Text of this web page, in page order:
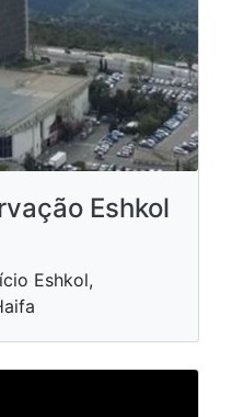
Eshkol
Eshkol,